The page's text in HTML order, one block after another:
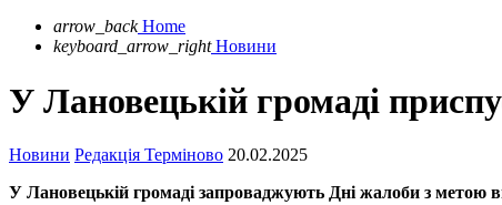
arrow_back Home
keyboard_arrow_right Новини
У Лановецькій громаді
Новини Редакція Терміново 20.02.2025
У Лановецькій громаді запроваджують Дні жалоби з метою